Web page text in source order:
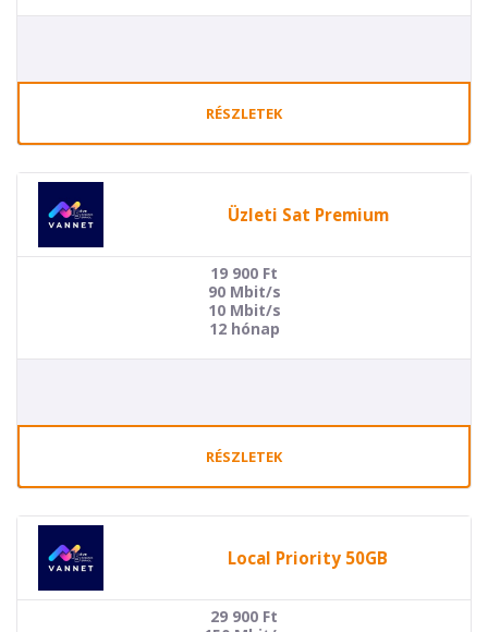
RÉSZLETEK
Üzleti Sat Premium
19 900 Ft
90 Mbit/s
10 Mbit/s
12 hónap
RÉSZLETEK
Local Priority 50GB
29 900 Ft